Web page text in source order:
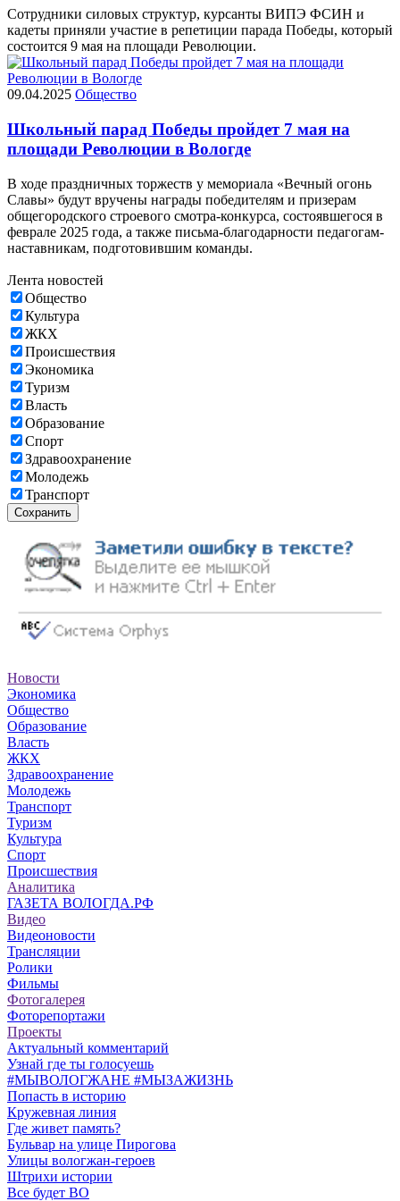
Сотрудники силовых структур, курсанты ВИПЭ ФСИН и
кадеты приняли участие в репетиции парада Победы, который
состоится 9 мая на площади Революции.
09.04.2025 Общество
Школьный парад Победы пройдет 7 мая на
площади Революции в Вологде
В ходе праздничных торжеств у мемориала «Вечный огонь
Славы» будут вручены награды победителям и призерам
общегородского строевого смотра-конкурса, состоявшегося в
феврале 2025 года, а также письма-благодарности педагогам-
наставникам, подготовившим команды.
Лента новостей
Общество
Культура
ЖКХ
Происшествия
Экономика
Туризм
Власть
Образование
Спорт
Здравоохранение
Молодежь
Транспорт
Сохранить
Новости
Экономика
Общество
Образование
Власть
ЖКХ
Здравоохранение
Молодежь
Транспорт
Туризм
Культура
Спорт
Происшествия
Аналитика
ГАЗЕТА ВОЛОГДА.РФ
Видео
Видеоновости
Трансляции
Ролики
Фильмы
Фотогалерея
Фоторепортажи
Проекты
Актуальный комментарий
Узнай где ты голосуешь
#МЫВОЛОГЖАНЕ #МЫЗАЖИЗНЬ
Попасть в историю
Кружевная линия
Где живет память?
Бульвар на улице Пирогова
Улицы вологжан-героев
Штрихи истории
Все будет ВО